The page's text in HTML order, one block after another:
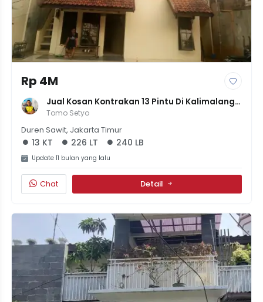
Rp 4M
Jual Kosan Kontrakan 13 Pintu Di Kalimalang
Pondok Bambu Jaktim
Tomo Setyo
Duren Sawit, Jakarta Timur
13 KT 226 LT 240 LB
Update 11 bulan yang lalu
Chat Detail